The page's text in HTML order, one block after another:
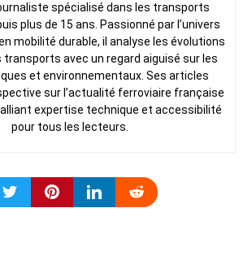
spécialisé dans les transports
plus de 15 ans. Passionné par l’univers
mobilité durable, il analyse les évolutions
avec un regard aiguisé sur les
et environnementaux. Ses articles
sur l’actualité ferroviaire française
expertise technique et accessibilité
pour tous les lecteurs.